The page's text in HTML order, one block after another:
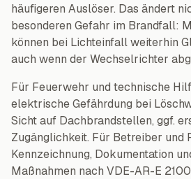
häufigeren Auslöser. Das ändert
besonderen Gefahr im Brandfall:
können bei Lichteinfall weiterhin
auch wenn der Wechselrichter
Für Feuerwehr und technische
elektrische Gefährdung bei
Sicht auf Dachbrandstellen, ggf.
Zugänglichkeit. Für Betreiber und
Kennzeichnung, Dokumentation
Maßnahmen nach VDE-AR-E